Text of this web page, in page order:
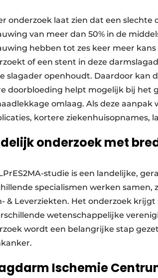
onderzoek laat zien dat een slechte
van meer dan 50% in de
hebben tot zes keer meer
of een stent in deze
slagader openhoudt. Daardoor kan
doorbloeding helpt mogelijk bij het
omlaag. Als deze
kortere ziekenhuisopnames,
onderzoek met
studie is een landelijke,
specialismen werken
& Leverziekten. Het onderzoek
wetenschappelijke
wordt een belangrijke stap
Ischemie